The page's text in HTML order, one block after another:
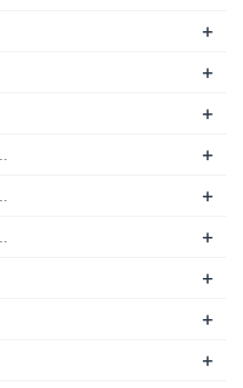
+
+
+
+
+
+
+
+
+